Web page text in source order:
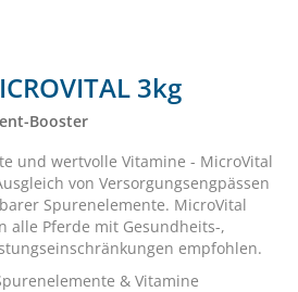
3kg
Booster
und wertvolle Vitamine - MicroVital
von Versorgungsengpässen
Spurenelemente. MicroVital
alle Pferde mit Gesundheits-,
empfohlen.
& Vitamine